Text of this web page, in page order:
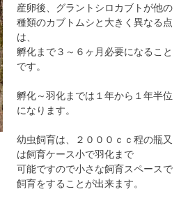
産卵後、グラントシロカブトが他の
種類のカブトムシと大きく異なる点
は、
孵化まで３～６ヶ月必要になること
です。
孵化～羽化までは１年から１年半位
になります。
幼虫飼育は、２０００ｃｃ程の瓶又
は飼育ケース小で羽化まで
可能ですので小さな飼育スペースで
飼育をすることが出来ます。